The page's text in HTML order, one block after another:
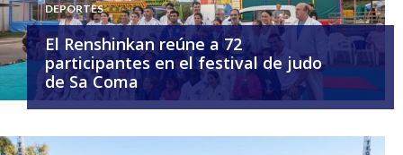
DEPORTES
El Renshinkan reúne a 72
participantes en el festival de judo
de Sa Coma